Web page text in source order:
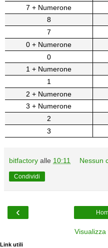
7 + Numerone
8
7
0 + Numerone
0
1 + Numerone
1
2 + Numerone
3 + Numerone
2
3
bitfactory alle 10:11 Nessun
Condividi
‹
Link utili